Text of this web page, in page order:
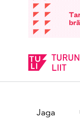
Jaga